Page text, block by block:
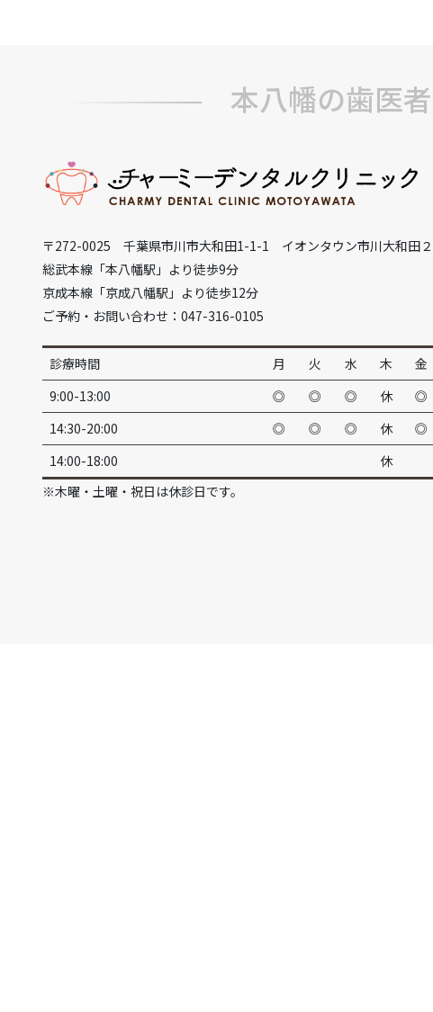
本八幡の歯医
〒272-0025 千葉県市川市大和田1-1-1 イオンタウン市川大和田
総武本線「本八幡駅」より徒歩9分
京成本線「京成八幡駅」より徒歩12分
ご予約・お問い合わせ：047-316-0105
診療時間 月 火 水 木 金
9:00-13:00
◎ ◎ ◎ 休 ◎
14:30-20:00
◎ ◎ ◎ 休 ◎
14:00-18:00
休
※木曜・土曜・祝日は休診日です。